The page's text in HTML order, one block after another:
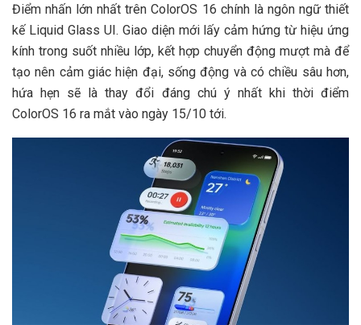
Điểm nhấn lớn nhất trên ColorOS 16 chính là ngôn ngữ thiết
kế Liquid Glass UI. Giao diện mới lấy cảm hứng từ hiệu ứng
kính trong suốt nhiều lớp, kết hợp chuyển động mượt mà để
tạo nên cảm giác hiện đại, sống động và có chiều sâu hơn,
hứa hẹn sẽ là thay đổi đáng chú ý nhất khi thời điểm
ColorOS 16 ra mắt vào ngày 15/10 tới.